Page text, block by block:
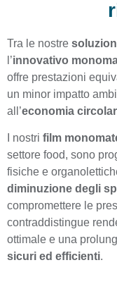
Tra le nostre
l’innovativo
offre prestazioni
un minor impatto
all’economia
I nostri film
settore food, sono
fisiche e
diminuzione degli
compromettere le
contraddistingue
ottimale e una
sicuri ed efficienti.